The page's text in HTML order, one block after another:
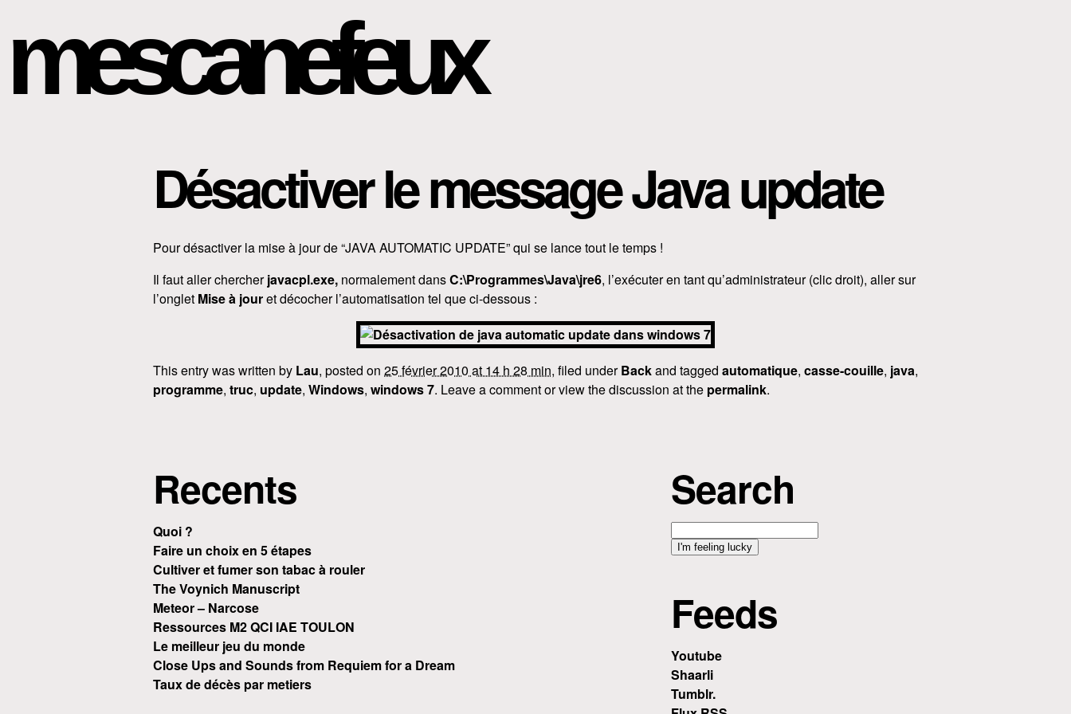
mescanefeux
Désactiver le message Java update
Pour désactiver la mise à jour de “JAVA AUTOMATIC UPDATE” qui se lance tout le temps !
Il faut aller chercherjavacpl.exe, normalement dansC:\Programmes\Java\jre6, l’exécuter en tant qu’administrateur (clic droit), aller sur
l’onglet Mise à jouret décocher l’automatisation tel que ci-dessous :
This entry was written by Lau, posted on 25 février 2010 at 14 h 28 min, filed underBackand tagged automatique, casse-couille, java,
programme, truc, update, Windows, windows 7. Leave a comment or view the discussion at the permalink.
Search
Feeds
Youtube
Shaarli
Tumblr.
Recents
Quoi ?
Faire un choix en 5 étapes
Cultiver et fumer son tabac à rouler
The Voynich Manuscript
Meteor – Narcose
Ressources M2 QCI IAE TOULON
Le meilleur jeu du monde
Close Ups and Sounds from Requiem for a Dream
Taux de décès par metiers